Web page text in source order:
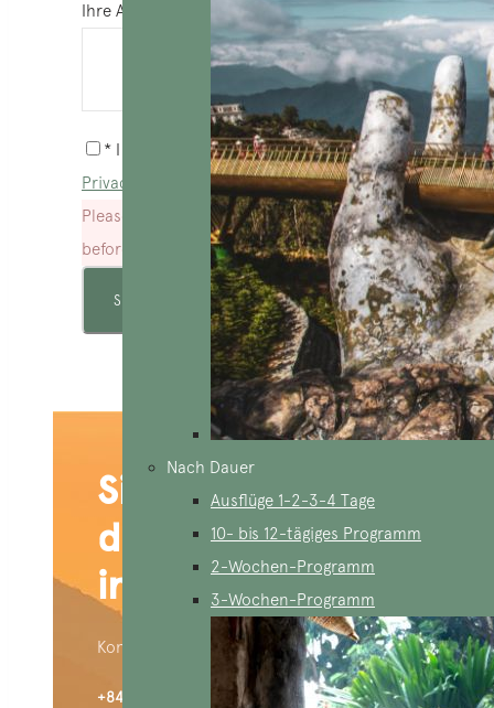
Nach Dauer
Ausflüge 1-2-3-4 Tage
10- bis 12-tägiges Programm
2-Wochen-Programm
3-Wochen-Programm
Ihre Anfrage
* I agree with Terms of Serviceand
Privacy Statement.
Please agree to all the terms and conditions
before proceeding to the next step
Sind Sie an
dieser Reise
interessiert?
Kontaktiere uns:
+84 909 426 406 (WhatsApp)